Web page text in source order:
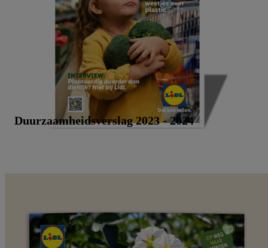
Duurzaamheidsverslag 2023 - 2024